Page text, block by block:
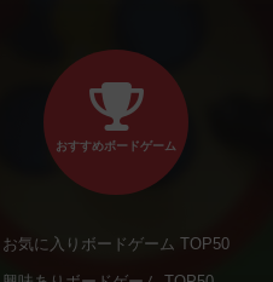
おすすめボードゲーム
お気に入りボードゲーム TOP50